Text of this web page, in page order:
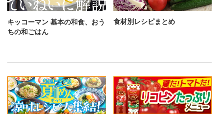
キッコーマン 基本の和食、おう
ちの和ごはん
食材別レシピまとめ